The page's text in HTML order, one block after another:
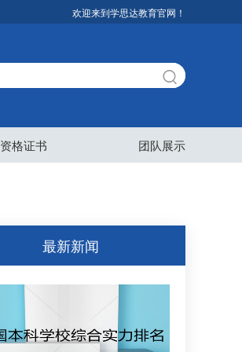
欢迎来到学思达教育官网！
资格证书 团队展示
最新新闻